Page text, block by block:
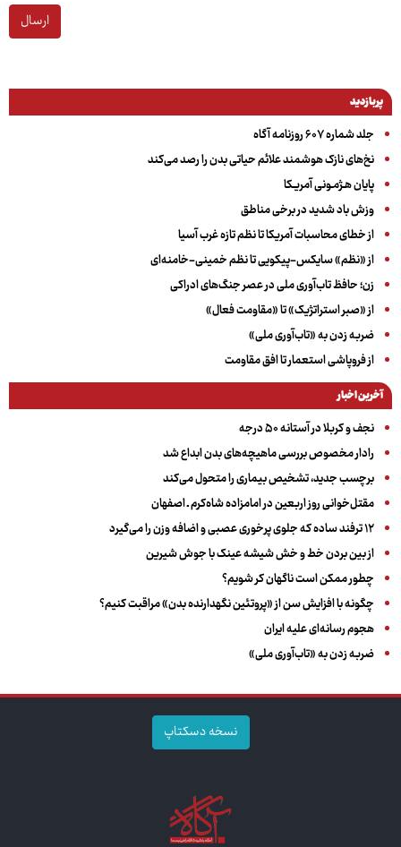
ارسال
پربازدید
جلد شماره ۶۰۷ روزنامه آگاه
نخ‌های نازک هوشمند علائم حیاتی بدن را رصد می‌کند
پایان هـژمـونی آمریـکا
وزش باد شدید در برخی مناطق
از خطای محاسبات آمریکا تا نظم تازه غرب آسیا
از «نظم» سایکس-پیکویی تا نظم خمینی-خامنه‌ای
زن؛ حافظ تاب‌آوری ملی در عصر جنگ‌های ادراکی
از «صبر استراتژیک» تا «مقاومت فعال»
ضربه زدن به «تاب‌آوری ملی»
از فروپاشی استعمار تا افق مقاومت
آخرین اخبار
نجف و کربلا در آستانه ۵۰ درجه
رادار مخصوص بررسی ماهیچه‌های بدن ابداع شد
برچسب جدید، تشخیص بیماری را متحول می‌کند
مقتل‌خوانی روز اربعین در امامزاده شاه‌کرم ـ اصفهان
۱۲ ترفند ساده که جلوی پرخوری عصبی و اضافه ‌وزن را می‌گیرد
از بین بردن خط و خش شیشه عینک با جوش شیرین
چطور ممکن است ناگهان کر شویم؟
چگونه با افزایش سن از «پروتئین نگهدارنده بدن» مراقبت کنیم؟
هجوم رسانه‌ای علیه ایران
ضربه زدن به «تاب‌آوری ملی»
نسخه دسکتاپ